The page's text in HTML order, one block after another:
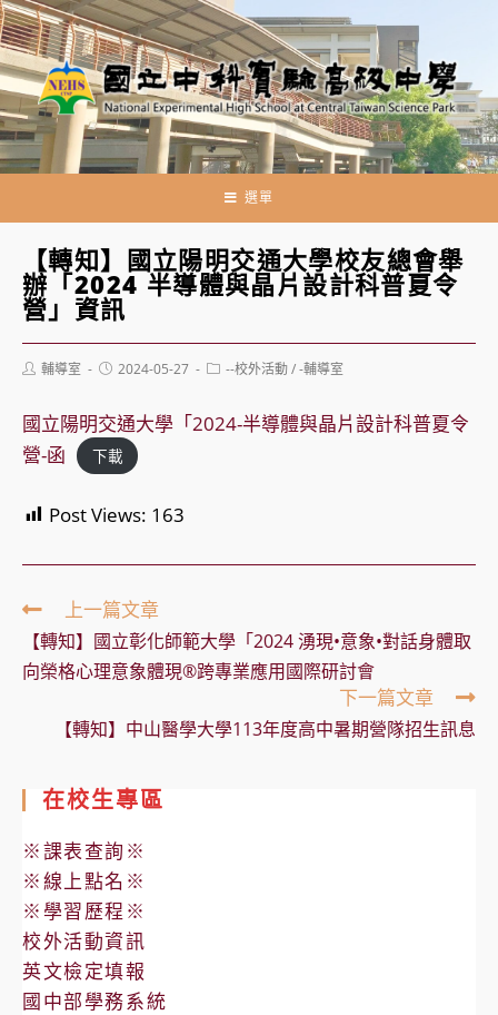
跳
轉
至
主
要
內
選單
【轉知】國立陽明交通大學校友總會舉
辦「2024 半導體與晶片設計科普夏令
營」資訊
Post輔導室
Post2024-05-27
Post--校外活動/-輔導室
國立陽明交通大學「2024-半導體與晶片設計科普夏令
營-函
下載
Post Views: 163
Read
more
articles
上一篇文章
【轉知】國立彰化師範大學「2024 湧現•意象•對話身體取
向榮格心理意象體現®跨專業應用國際研討會
下一篇文章
【轉知】中山醫學大學113年度高中暑期營隊招生訊息
在校生專區
※課表查詢※
※線上點名※
※學習歷程※
校外活動資訊
英文檢定填報
國中部學務系統